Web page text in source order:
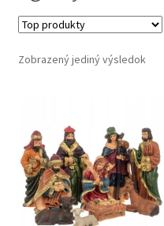
Obchodné podmienky
Kontakt
Zobrazený jediný výsledok